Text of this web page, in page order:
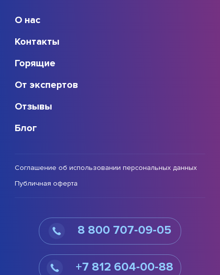
О нас
Контакты
Горящие
От экспертов
Отзывы
Блог
Соглашение об использовании персональных данных
Публичная оферта
8 800 707-09-05
+7 812 604-00-88